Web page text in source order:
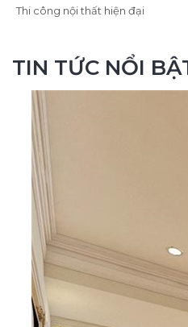
Thi công nội thất hiện đại
TIN TỨC NỔI